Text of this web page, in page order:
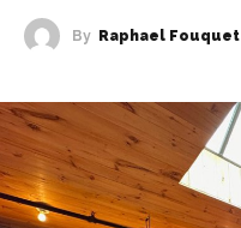
By Raphael Fouquet